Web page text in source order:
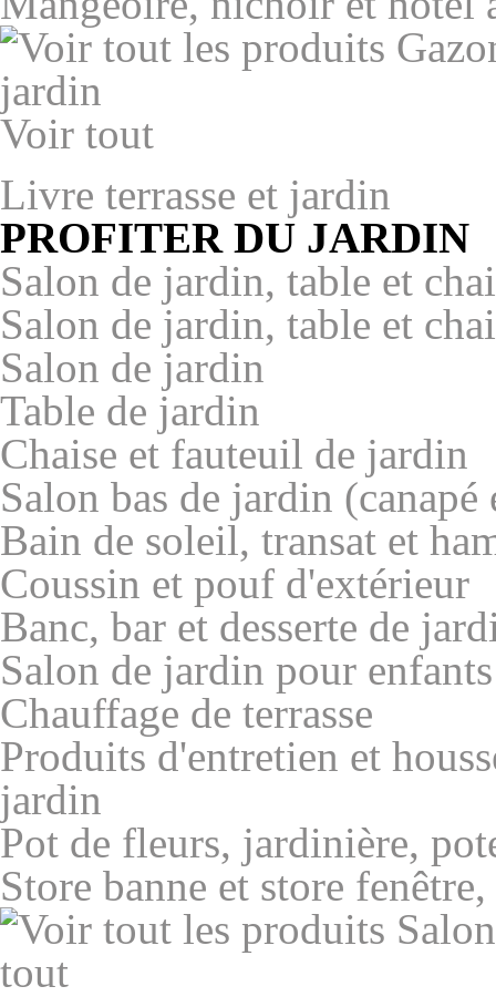
Voir tout
Livre terrasse et jardin
PROFITER DU JARDIN
Salon de jardin, table et
Salon de jardin, table et
Salon de jardin
Table de jardin
Chaise et fauteuil de jardin
Salon bas de jardin
Bain de soleil, transat et
Coussin et pouf d'extérieur
Banc, bar et desserte de
Salon de jardin pour enfants
Chauffage de terrasse
Produits d'entretien et
jardin
Pot de fleurs, jardinière,
Store banne et store
tout